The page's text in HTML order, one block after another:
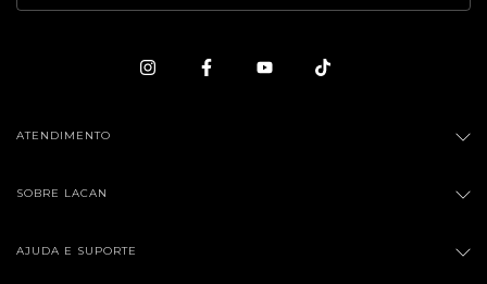
ATENDIMENTO
SOBRE LACAN
AJUDA E SUPORTE